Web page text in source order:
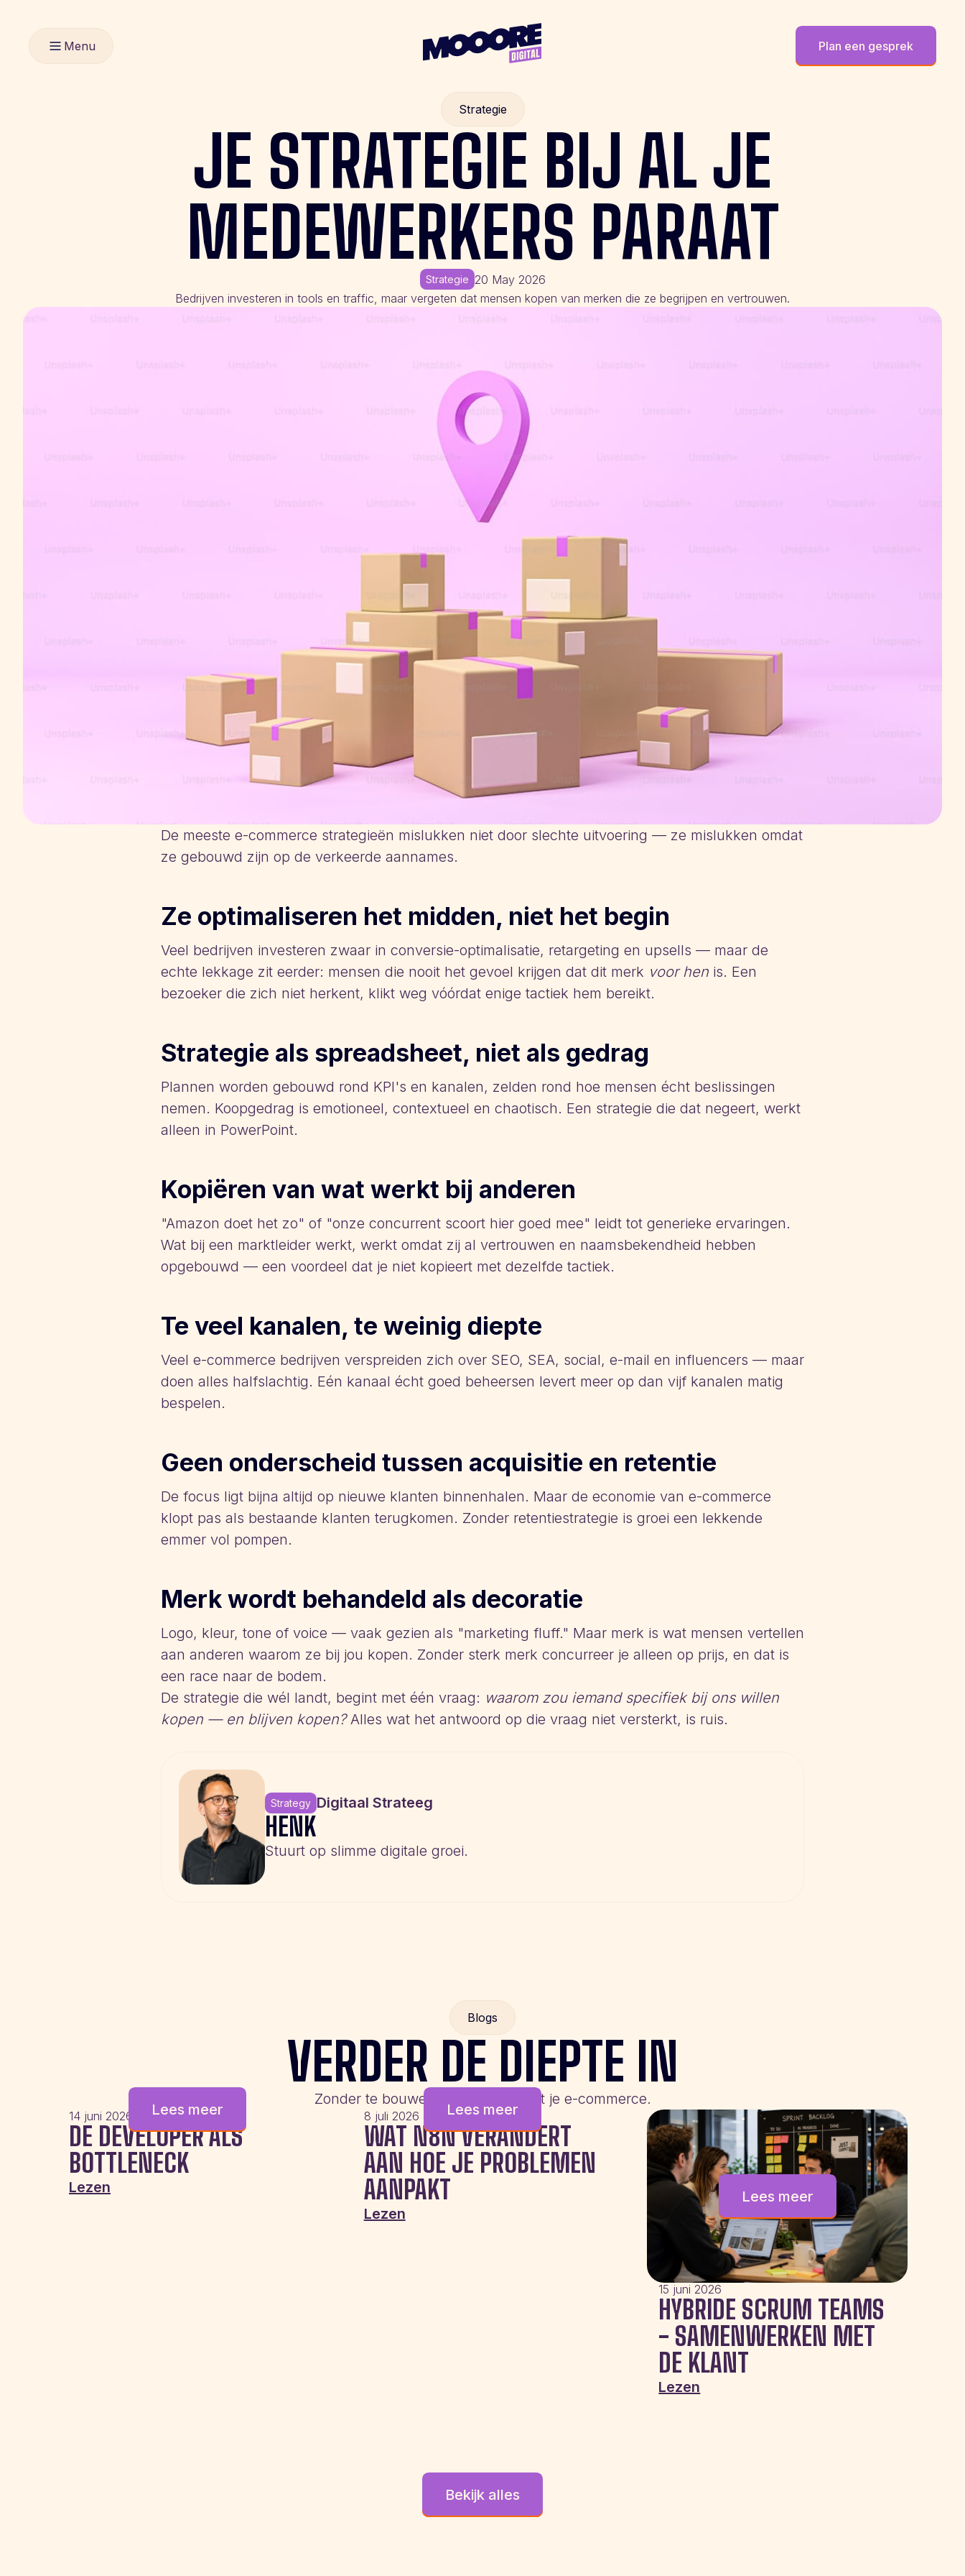
Menu Plan een gesprek
Strategie
JE STRATEGIE BIJ AL JE
MEDEWERKERS PARAAT
Strategie 20 May 2026
Bedrijven investeren in tools en traffic, maar vergeten dat mensen kopen van merken die ze begrijpen en vertrouwen.
De meeste e-commerce strategieën mislukken niet door slechte uitvoering — ze mislukken omdat
ze gebouwd zijn op de verkeerde aannames.
Ze optimaliseren het midden, niet het begin
Veel bedrijven investeren zwaar in conversie-optimalisatie, retargeting en upsells — maar de
echte lekkage zit eerder: mensen die nooit het gevoel krijgen dat dit merk voor hen is. Een
bezoeker die zich niet herkent, klikt weg vóórdat enige tactiek hem bereikt.
Strategie als spreadsheet, niet als gedrag
Plannen worden gebouwd rond KPI's en kanalen, zelden rond hoe mensen écht beslissingen
nemen. Koopgedrag is emotioneel, contextueel en chaotisch. Een strategie die dat negeert, werkt
alleen in PowerPoint.
Kopiëren van wat werkt bij anderen
"Amazon doet het zo" of "onze concurrent scoort hier goed mee" leidt tot generieke ervaringen.
Wat bij een marktleider werkt, werkt omdat zij al vertrouwen en naamsbekendheid hebben
opgebouwd — een voordeel dat je niet kopieert met dezelfde tactiek.
Te veel kanalen, te weinig diepte
Veel e-commerce bedrijven verspreiden zich over SEO, SEA, social, e-mail en influencers — maar
doen alles halfslachtig. Eén kanaal écht goed beheersen levert meer op dan vijf kanalen matig
bespelen.
Geen onderscheid tussen acquisitie en retentie
De focus ligt bijna altijd op nieuwe klanten binnenhalen. Maar de economie van e-commerce
klopt pas als bestaande klanten terugkomen. Zonder retentiestrategie is groei een lekkende
emmer vol pompen.
Merk wordt behandeld als decoratie
Logo, kleur, tone of voice — vaak gezien als "marketing fluff." Maar merk is wat mensen vertellen
aan anderen waarom ze bij jou kopen. Zonder sterk merk concurreer je alleen op prijs, en dat is
een race naar de bodem.
De strategie die wél landt, begint met één vraag: waarom zou iemand specifiek bij ons willen
kopen — en blijven kopen?Alles wat het antwoord op die vraag niet versterkt, is ruis.
Strategy Digitaal Strateeg
HENK
Stuurt op slimme digitale groei.
Blogs
VERDER DE DIEPTE IN
Zonder te bouwen aan de slag met je e-commerce.
Lees meer
14 juni 2026
DE DEVELOPER ALS
BOTTLENECK
Lezen
Lees meer
8 juli 2026
WAT N8N VERANDERT
AAN HOE JE PROBLEMEN
AANPAKT
Lezen
Lees meer
15 juni 2026
HYBRIDE SCRUM TEAMS
- SAMENWERKEN MET
DE KLANT
Lezen
Bekijk alles